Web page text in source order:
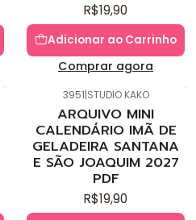
R$19,90
Adicionar ao Carrinho
Comprar agora
3951|STUDIO KAKO
ARQUIVO MINI
CALENDÁRIO IMÃ DE
GELADEIRA SANTANA
E SÃO JOAQUIM 2027
PDF
R$19,90